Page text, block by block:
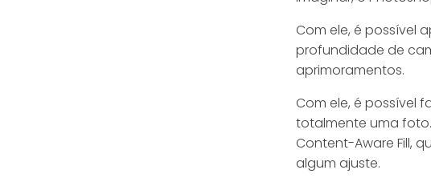
Com ele, é possível
profundidade de
aprimoramentos.
Com ele, é possível
totalmente uma
Content-Aware Fill,
algum ajuste.